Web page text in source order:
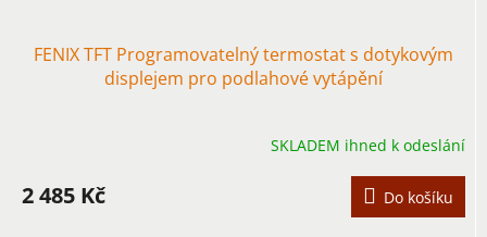
FENIX TFT Programovatelný termostat s dotykovým
displejem pro podlahové vytápění
SKLADEM ihned k odeslání
2 485 Kč Do košíku